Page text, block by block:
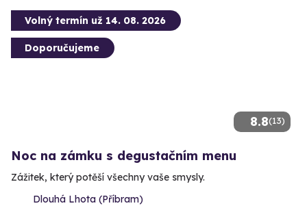
8.8(13)
Volný termín už 14. 08. 2026
Doporučujeme
Noc na zámku s degustačním menu
Zážitek, který potěší všechny vaše smysly.
Dlouhá Lhota (Příbram)